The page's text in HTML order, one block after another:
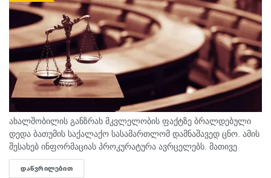
ახალშობილის განზრახ მკვლელობის ფაქტზე ბრალდებული
დედა ბათუმის საქალაქო სასამართლომ დამნაშავედ ცნო. ამის
შესახებ ინფორმაციას პროკურატურა ავრცელებს. მათივე
ინფორმაციით, საქმე ეხება, 22 თებერვალს, ბათუმის ერთ-
ერთი კლინიკაში მომხდარ ფაქტს, რა დროსაც კლინიკის ერთ-
ᲓᲐᲬᲕᲠᲘᲚᲔᲑᲘᲗ